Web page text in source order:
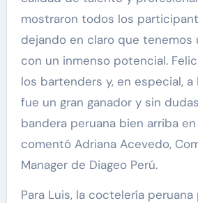
mostraron todos los
dejando en claro que tenemos
con un inmenso potencial.
los bartenders y, en especial, a
fue un gran ganador y sin
bandera peruana bien arriba en
comentó Adriana Acevedo,
Manager de Diageo Perú.
Para Luis, la coctelería